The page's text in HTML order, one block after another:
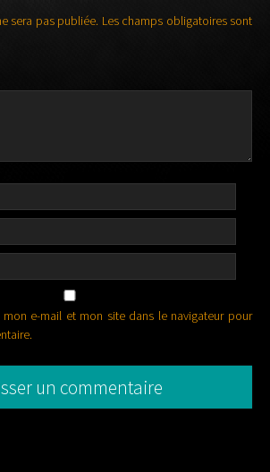
sera pas publiée. Les champs obligatoires sont
mon e-mail et mon site dans le navigateur pour